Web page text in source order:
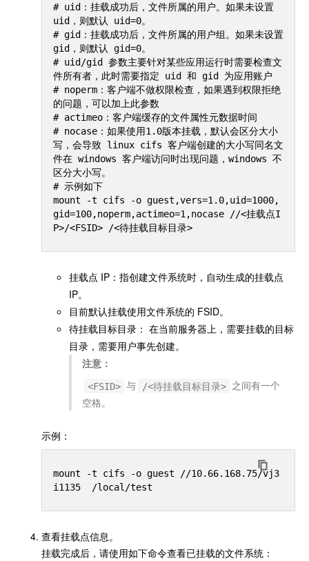
# uid：挂载成功后，文件所属的用户。如果未设置
uid，则默认 uid=0。
# gid：挂载成功后，文件所属的用户组。如果未设置
gid，则默认 gid=0。
# uid/gid 参数主要针对某些应用运行时需要检查文
件所有者，此时需要指定 uid 和 gid 为应用账户
# noperm：客户端不做权限检查，如果遇到权限拒绝
的问题，可以加上此参数
# actimeo：客户端缓存的文件属性元数据时间
# nocase：如果使用1.0版本挂载，默认会区分大小
写，会导致 linux cifs 客户端创建的大小写同名文
件在 windows 客户端访问时出现问题，windows 不
区分大小写。
# 示例如下
mount -t cifs -o guest,vers=1.0,uid=1000,
gid=100,noperm,actimeo=1,nocase //<挂载点I
挂载点 IP：指创建文件系统时，自动生成的挂载点
IP。
目前默认挂载使用文件系统的 FSID。
待挂载目标目录： 在当前服务器上，需要挂载的目标
目录，需要用户事先创建。
注意：
<FSID> 与 /<待挂载目标目录> 之间有一个
空格。
示例：
mount -t cifs -o guest //10.66.168.75/vj3
查看挂载点信息。
挂载完成后，请使用如下命令查看已挂载的文件系统：